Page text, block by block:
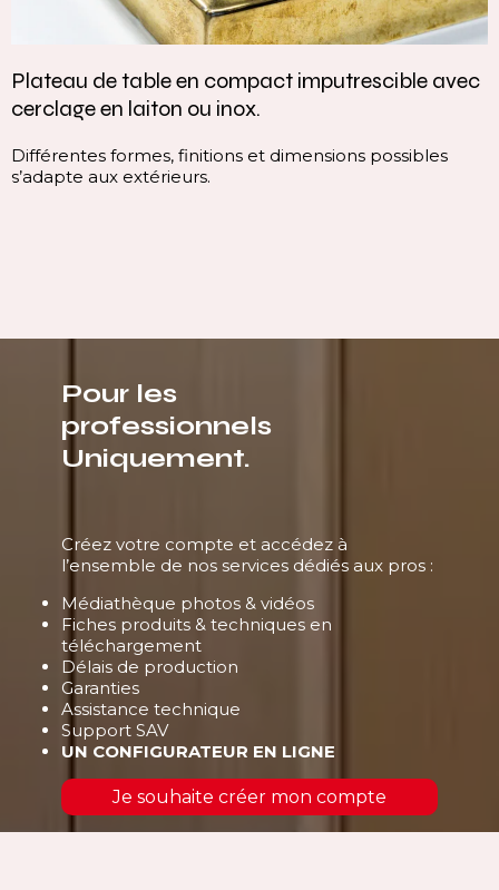
imputrescible avec
possibles
Vasque intégrée monobloc
continuité parfaite
Cette vasque intégrée
Pour les
professionnels
Uniquement.
Créez votre compte et accédez à
l’ensemble de nos services dédiés aux pros :
Médiathèque photos & vidéos
Fiches produits & techniques en
téléchargement
Délais de production
Garanties
Assistance technique
Support SAV
UN CONFIGURATEUR EN LIGNE
Je souhaite créer mon compte